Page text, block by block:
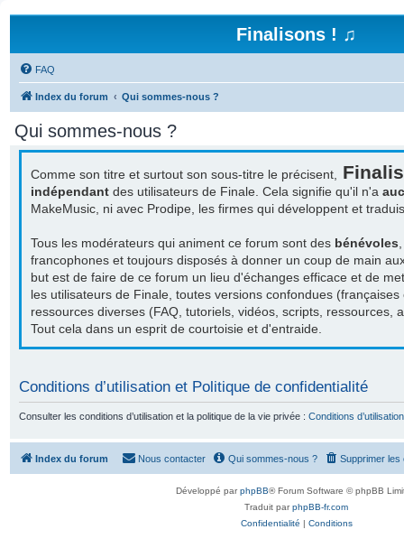
Finalisons ! ♫
FAQ
Index du forum Qui sommes-nous ?
Qui sommes-nous ?
Comme son titre et surtout son sous-titre le précisent,
indépendant des utilisateurs de Finale. Cela signifie qu'il n'a
MakeMusic, ni avec Prodipe, les firmes qui développent et
Tous les modérateurs qui animent ce forum sont des bénévoles
francophones et toujours disposés à donner un coup de main
but est de faire de ce forum un lieu d'échanges efficace et de
les utilisateurs de Finale, toutes versions confondues
ressources diverses (FAQ, tutoriels, vidéos, scripts, ressources,
Tout cela dans un esprit de courtoisie et d'entraide.
Conditions d’utilisation et Politique de confidentialité
Consulter les conditions d’utilisation et la politique de la vie privée : Conditions d’utilisation
Index du forum Supprimer les
Qui sommes-nous ?
Nous contacter
Développé parphpBB® Forum Software © phpBB
Traduit parphpBB-fr.com
Confidentialité | Conditions